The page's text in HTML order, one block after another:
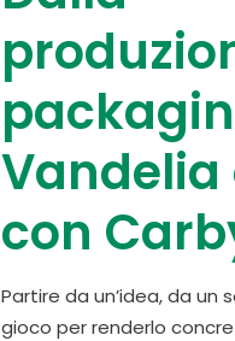
Vandelia
con
Partire da un’idea, da un
gioco per renderlo